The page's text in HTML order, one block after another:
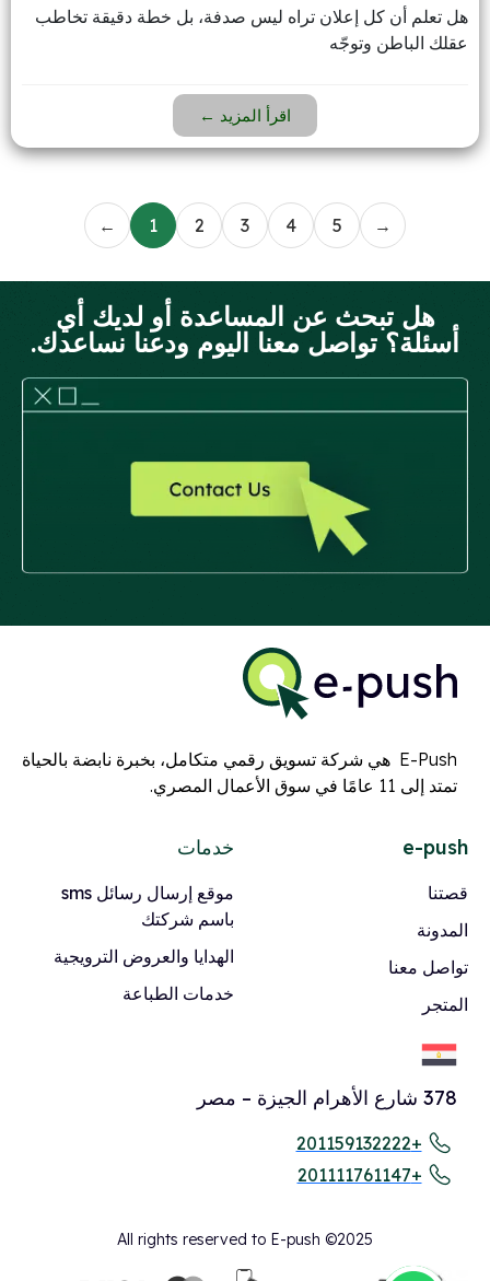
هل تعلم أن كل إعلان تراه ليس صدفة، بل خطة دقيقة تخاطب
عقلك الباطن وتوجّه
اقرأ المزيد ←
← 1 2 3 4 5 →
هل تبحث عن المساعدة أو لديك أي
أسئلة؟ تواصل معنا اليوم ودعنا نساعدك.
E-Push هي شركة تسويق رقمي متكامل، بخبرة نابضة بالحياة
تمتد إلى 11 عامًا في سوق الأعمال المصري.
e-push
قصتنا
المدونة
تواصل معنا
المتجر
خدمات
موقع إرسال رسائل sms
باسم شركتك
الهدايا والعروض الترويجية
خدمات الطباعة
378 شارع الأهرام الجيزة – مصر
+201159132222
+201111761147
All rights reserved to E-push ©2025